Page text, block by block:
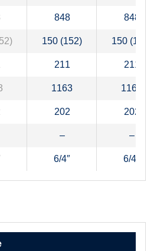
848 848
150 (152) 150 (152)
211 211
1163 1163
202 202
– –
6/4″ 6/4″